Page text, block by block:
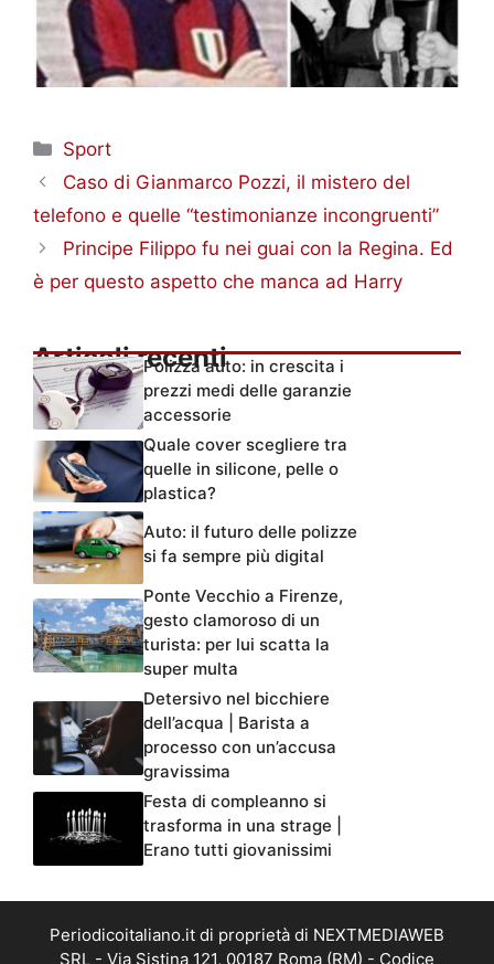
Categorie
Sport
Caso di Gianmarco Pozzi, il mistero del
telefono e quelle “testimonianze incongruenti”
Principe Filippo fu nei guai con la Regina. Ed
è per questo aspetto che manca ad Harry
Articoli recentiPolizza auto: in crescita i
prezzi medi delle garanzie
accessorie
Quale cover scegliere tra
quelle in silicone, pelle o
plastica?
Auto: il futuro delle polizze
si fa sempre più digital
Ponte Vecchio a Firenze,
gesto clamoroso di un
turista: per lui scatta la
super multa
Detersivo nel bicchiere
dell’acqua | Barista a
processo con un’accusa
gravissima
Festa di compleanno si
trasforma in una strage |
Erano tutti giovanissimi
Periodicoitaliano.it di proprietà di NEXTMEDIAWEB
SRL - Via Sistina 121, 00187 Roma (RM) - Codice